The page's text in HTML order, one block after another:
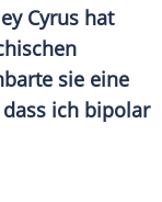
Cyrus hat
sie eine
ich bipolar